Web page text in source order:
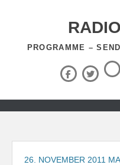
PROGRAMME –
Facebook
X
Zum
springen
26. NOVEMBER 2011